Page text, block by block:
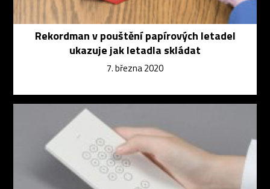
Rekordman v pouštění papírových letadel
ukazuje jak letadla skládat
7. března 2020